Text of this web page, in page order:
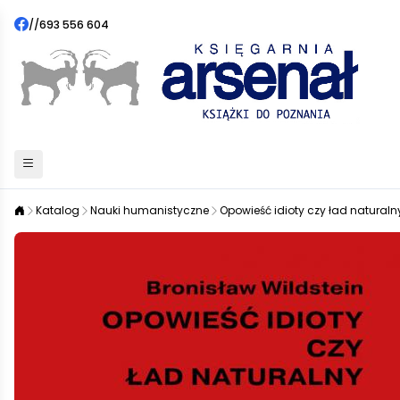
//693 556 604
Katalog Nauki humanistyczne Opowieść idioty czy ład